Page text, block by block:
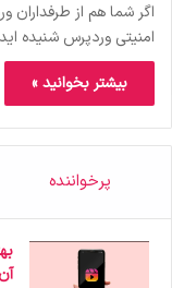
اگر شما هم از طرفداران
امنیتی وردپرس شنیده
بیشتر بخوانید »
پرخواننده
آن